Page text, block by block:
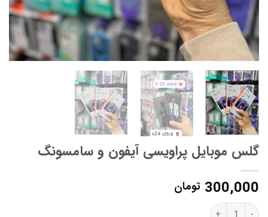
گلس موبایل پراویسی آیفون و سامسونگ
300,000 تومان
گلس موبایل پراویسی آیفون و سامسونگ quantity